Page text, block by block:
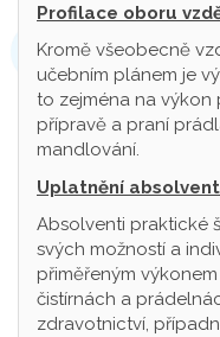
Profilace oboru
Kromě všeobecně
učebním plánem je
to zejména na výkon
přípravě a praní
mandlování.
Uplatnění
Absolventi praktické
svých možností a
přiměřeným
čistírnách a
zdravotnictví,